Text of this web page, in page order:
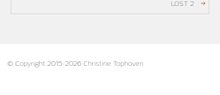
LOST 2
© Copyright 2015-2026 Christine Tophoven